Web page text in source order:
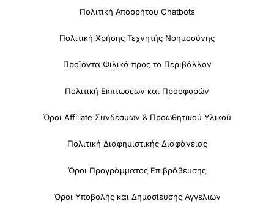
Πολιτική Απορρήτου Chatbots
Πολιτική Χρήσης Τεχνητής Νοημοσύνης
Προϊόντα Φιλικά προς το Περιβάλλον
Πολιτική Εκπτώσεων και Προσφορών
Όροι Affiliate Συνδέσμων & Προωθητικού Υλικού
Πολιτική Διαφημιστικής Διαφάνειας
Όροι Προγράμματος Επιβράβευσης
Όροι Υποβολής και Δημοσίευσης Αγγελιών